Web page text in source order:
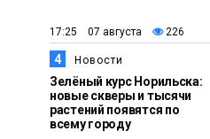
Общество
Как в
из
центра
жизни
17:25 07 августа 226
4 Новости
Зелёный курс Норильска:
новые скверы и тысячи
растений появятся по
всему городу